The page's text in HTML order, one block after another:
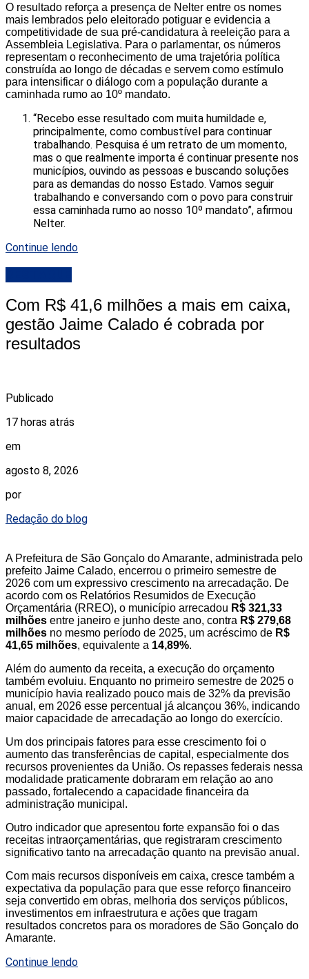
O resultado reforça a presença de Nelter entre os nomes
mais lembrados pelo eleitorado potiguar e evidencia a
competitividade de sua pré-candidatura à reeleição para a
Assembleia Legislativa. Para o parlamentar, os números
representam o reconhecimento de uma trajetória política
construída ao longo de décadas e servem como estímulo
para intensificar o diálogo com a população durante a
caminhada rumo ao 10º mandato.
“Recebo esse resultado com muita humildade e,
principalmente, como combustível para continuar
trabalhando. Pesquisa é um retrato de um momento,
mas o que realmente importa é continuar presente nos
municípios, ouvindo as pessoas e buscando soluções
para as demandas do nosso Estado. Vamos seguir
trabalhando e conversando com o povo para construir
essa caminhada rumo ao nosso 10º mandato”, afirmou
Nelter.
Continue lendo
Com R$ 41,6 milhões a mais em caixa,
gestão Jaime Calado é cobrada por
resultados
Publicado
17 horas atrás
em
agosto 8, 2026
por
Redação do blog
A Prefeitura de São Gonçalo do Amarante, administrada pelo
prefeito Jaime Calado, encerrou o primeiro semestre de
2026 com um expressivo crescimento na arrecadação. De
acordo com os Relatórios Resumidos de Execução
Orçamentária (RREO), o município arrecadou R$ 321,33
milhões entre janeiro e junho deste ano, contra R$ 279,68
milhões no mesmo período de 2025, um acréscimo de R$
41,65 milhões, equivalente a 14,89%.
Além do aumento da receita, a execução do orçamento
também evoluiu. Enquanto no primeiro semestre de 2025 o
município havia realizado pouco mais de 32% da previsão
anual, em 2026 esse percentual já alcançou 36%, indicando
maior capacidade de arrecadação ao longo do exercício.
Um dos principais fatores para esse crescimento foi o
aumento das transferências de capital, especialmente dos
recursos provenientes da União. Os repasses federais nessa
modalidade praticamente dobraram em relação ao ano
passado, fortalecendo a capacidade financeira da
administração municipal.
Outro indicador que apresentou forte expansão foi o das
receitas intraorçamentárias, que registraram crescimento
significativo tanto na arrecadação quanto na previsão anual.
Com mais recursos disponíveis em caixa, cresce também a
expectativa da população para que esse reforço financeiro
seja convertido em obras, melhoria dos serviços públicos,
investimentos em infraestrutura e ações que tragam
resultados concretos para os moradores de São Gonçalo do
Amarante.
Continue lendo